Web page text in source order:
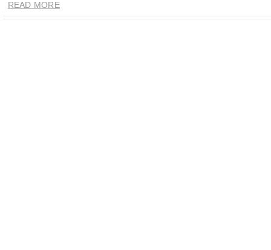
READ MORE